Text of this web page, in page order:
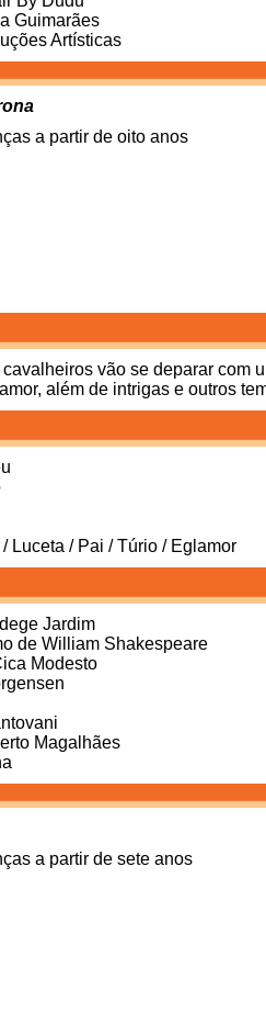
Guimarães
Artísticas
a partir de oito anos
vão se deparar com
além de intrigas e outros
Luceta / Pai / Túrio / Eglamor
Jardim
de William Shakespeare
Modesto
Magalhães
a partir de sete anos